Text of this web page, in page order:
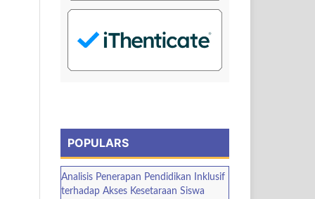
POPULARS
Analisis Penerapan Pendidikan Inklusif
terhadap Akses Kesetaraan Siswa